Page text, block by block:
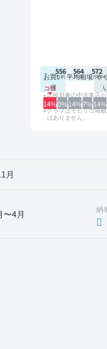
お買い
得
平均相場 や
14%0%14%7%14%
556 564 572
比較対象の中古車店
形態や条件が異なる
グラフはモビリコ掲
はありません。
月
〜4月 納